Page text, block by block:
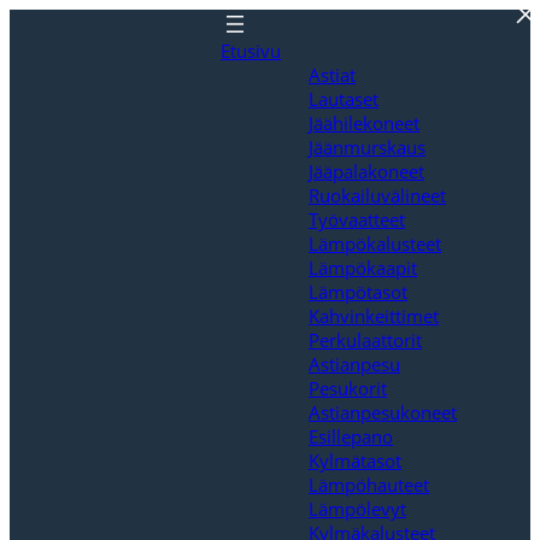
Etusivu
Astiat
Lautaset
Jäähilekoneet
Jäänmurskaus
Jääpalakoneet
Ruokailuvälineet
Työvaatteet
Lämpökalusteet
Lämpökaapit
Lämpötasot
Kahvinkeittimet
Perkulaattorit
Astianpesu
Pesukorit
Astianpesukoneet
Esillepano
Kylmätasot
Lämpöhauteet
Lämpölevyt
Kylmäkalusteet